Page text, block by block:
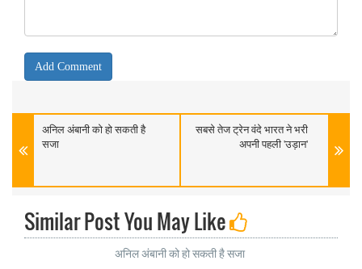
अनिल अंबानी को हो सकती है
सजा
सबसे तेज ट्रेन वंदे भारत ने भरी
अपनी पहली 'उड़ान'
Similar Post You May Like
अनिल अंबानी को हो सकती है सजा